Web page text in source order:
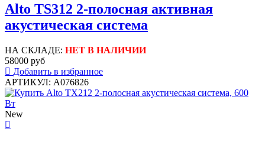
Alto TS312 2-полосная активная
акустическая система
НА СКЛАДЕ: НЕТ В НАЛИЧИИ
58000 руб
Добавить в избранное
АРТИКУЛ: A076826
New